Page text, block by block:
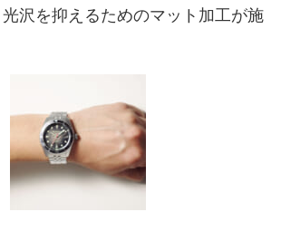
沢を抑えるためのマット加工が施